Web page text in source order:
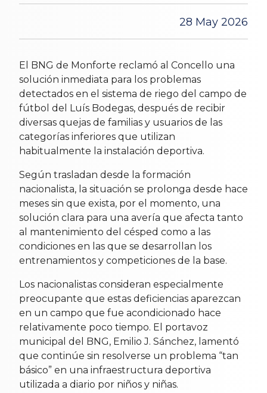
28 May 2026
El BNG de Monforte reclamó al Concello una
solución inmediata para los problemas
detectados en el sistema de riego del campo de
fútbol del Luís Bodegas, después de recibir
diversas quejas de familias y usuarios de las
categorías inferiores que utilizan
habitualmente la instalación deportiva.
Según trasladan desde la formación
nacionalista, la situación se prolonga desde hace
meses sin que exista, por el momento, una
solución clara para una avería que afecta tanto
al mantenimiento del césped como a las
condiciones en las que se desarrollan los
entrenamientos y competiciones de la base.
Los nacionalistas consideran especialmente
preocupante que estas deficiencias aparezcan
en un campo que fue acondicionado hace
relativamente poco tiempo. El portavoz
municipal del BNG, Emilio J. Sánchez, lamentó
que continúe sin resolverse un problema “tan
básico” en una infraestructura deportiva
utilizada a diario por niños y niñas.